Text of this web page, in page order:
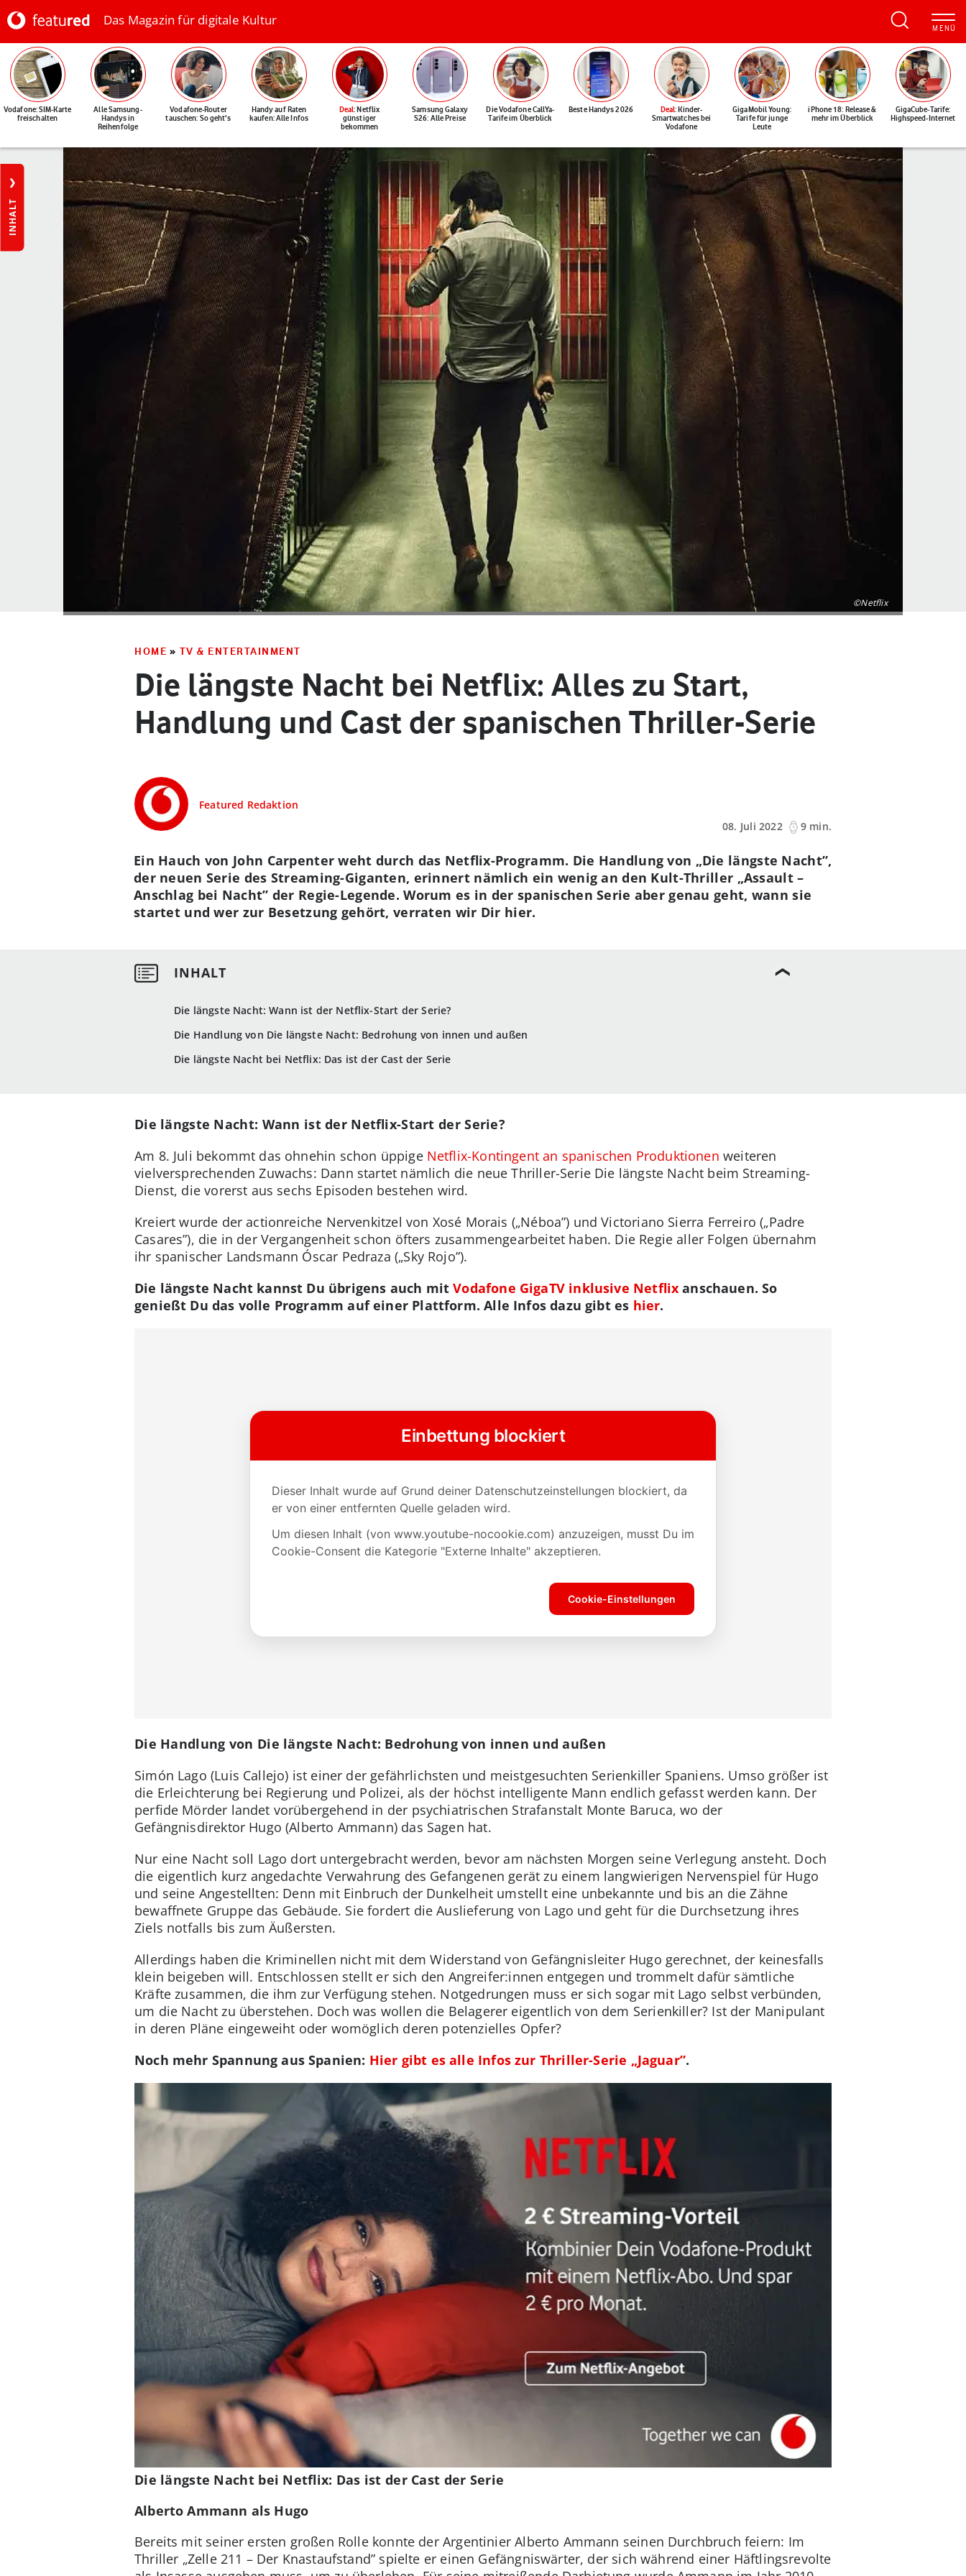
Das Magazin für digitale Kultur
Vodafone: SIM-Karte
freischalten
Alle Samsung-
Handys in
Reihenfolge
Vodafone-Router
tauschen: So geht's
Handy auf Raten
kaufen: Alle Infos
Deal: Netflix
günstiger
bekommen
Samsung Galaxy
S26: Alle Preise
Die Vodafone CallYa-
Tarife im Überblick
Beste Handys 2026 Deal: Kinder-
Smartwatches bei
Vodafone
GigaMobil Young:
Tarife für junge
Leute
iPhone 18: Release &
mehr im Überblick
GigaCube-Tarife:
Highspeed-Internet
INHALT
©Netflix
HOME » TV & ENTERTAINMENT
Die längste Nacht bei Netflix: Alles zu Start,
Handlung und Cast der spanischen Thriller-Serie
Featured Redaktion
08. Juli 2022
9 min.
Die längste Nacht: Wann ist der Netflix-Start der Serie?
Die Handlung von Die längste Nacht: Bedrohung von innen und außen
Die längste Nacht bei Netflix: Das ist der Cast der Serie
Ein Hauch von John Carpenter weht durch das Netflix-Programm. Die Handlung von „Die längste Nacht”,
der neuen Serie des Streaming-Giganten, erinnert nämlich ein wenig an den Kult-Thriller „Assault –
Anschlag bei Nacht” der Regie-Legende. Worum es in der spanischen Serie aber genau geht, wann sie
startet und wer zur Besetzung gehört, verraten wir Dir hier.
Die längste Nacht: Wann ist der Netflix-Start der Serie?
Am 8. Juli bekommt das ohnehin schon üppige Netflix-Kontingent an spanischen Produktionen weiteren
vielversprechenden Zuwachs: Dann startet nämlich die neue Thriller-Serie Die längste Nacht beim Streaming-
Dienst, die vorerst aus sechs Episoden bestehen wird.
Kreiert wurde der actionreiche Nervenkitzel von Xosé Morais („Néboa”) und Victoriano Sierra Ferreiro („Padre
Casares”), die in der Vergangenheit schon öfters zusammengearbeitet haben. Die Regie aller Folgen übernahm
ihr spanischer Landsmann Óscar Pedraza („Sky Rojo”).
Die längste Nacht kannst Du übrigens auch mitVodafone GigaTV inklusive Netflix anschauen. So
genießt Du das volle Programm auf einer Plattform. Alle Infos dazu gibt es hier.
Die Handlung von Die längste Nacht: Bedrohung von innen und außen
Simón Lago (Luis Callejo) ist einer der gefährlichsten und meistgesuchten Serienkiller Spaniens. Umso größer ist
die Erleichterung bei Regierung und Polizei, als der höchst intelligente Mann endlich gefasst werden kann. Der
perfide Mörder landet vorübergehend in der psychiatrischen Strafanstalt Monte Baruca, wo der
Gefängnisdirektor Hugo (Alberto Ammann) das Sagen hat.
Nur eine Nacht soll Lago dort untergebracht werden, bevor am nächsten Morgen seine Verlegung ansteht. Doch
die eigentlich kurz angedachte Verwahrung des Gefangenen gerät zu einem langwierigen Nervenspiel für Hugo
und seine Angestellten: Denn mit Einbruch der Dunkelheit umstellt eine unbekannte und bis an die Zähne
bewaffnete Gruppe das Gebäude. Sie fordert die Auslieferung von Lago und geht für die Durchsetzung ihres
Ziels notfalls bis zum Äußersten.
Allerdings haben die Kriminellen nicht mit dem Widerstand von Gefängnisleiter Hugo gerechnet, der keinesfalls
klein beigeben will. Entschlossen stellt er sich den Angreifer:innen entgegen und trommelt dafür sämtliche
Kräfte zusammen, die ihm zur Verfügung stehen. Notgedrungen muss er sich sogar mit Lago selbst verbünden,
um die Nacht zu überstehen. Doch was wollen die Belagerer eigentlich von dem Serienkiller? Ist der Manipulant
in deren Pläne eingeweiht oder womöglich deren potenzielles Opfer?
Noch mehr Spannung aus Spanien: Hier gibt es alle Infos zur Thriller-Serie „Jaguar”.
Die längste Nacht bei Netflix: Das ist der Cast der Serie
Alberto Ammann als Hugo
Bereits mit seiner ersten großen Rolle konnte der Argentinier Alberto Ammann seinen Durchbruch feiern: Im
Thriller „Zelle 211 – Der Knastaufstand” spielte er einen Gefängniswärter, der sich während einer Häftlingsrevolte